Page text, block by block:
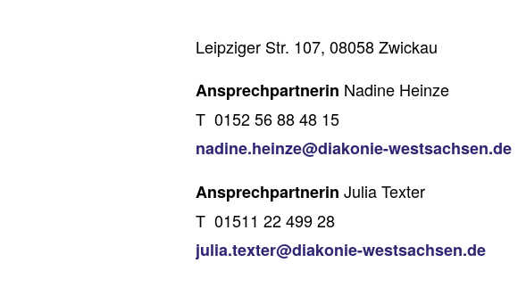
Leipziger Str. 107, 08058 Zwickau
Ansprechpartnerin Nadine Heinze
T 0152 56 88 48 15
nadine.heinze@diakonie-westsachsen.de
Ansprechpartnerin Julia Texter
T 01511 22 499 28
julia.texter@diakonie-westsachsen.de